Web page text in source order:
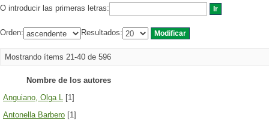
O introducir las primeras letras:
Orden: Resultados:
Mostrando ítems 21-40 de 596
Nombre de los autores
Anguiano, Olga L [1]
Antonella Barbero [1]